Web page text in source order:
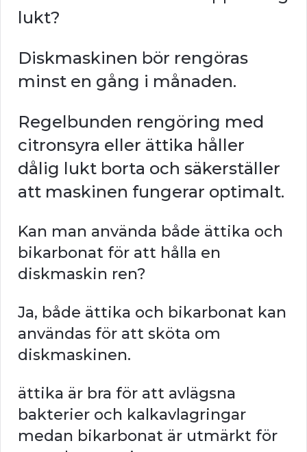
lukt?
Diskmaskinen bör rengöras
minst en gång i månaden.
Regelbunden rengöring med
citronsyra eller ättika håller
dålig lukt borta och säkerställer
att maskinen fungerar optimalt.
Kan man använda både ättika och
bikarbonat för att hålla en
diskmaskin ren?
Ja, både ättika och bikarbonat kan
användas för att sköta om
diskmaskinen.
ättika är bra för att avlägsna
bakterier och kalkavlagringar
medan bikarbonat är utmärkt för